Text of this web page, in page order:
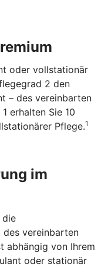
oder vollstationär
2 den
– des vereinbarten
erhalten Sie 10
Pflege.1
im
die
des vereinbarten
abhängig von Ihrem
oder stationär